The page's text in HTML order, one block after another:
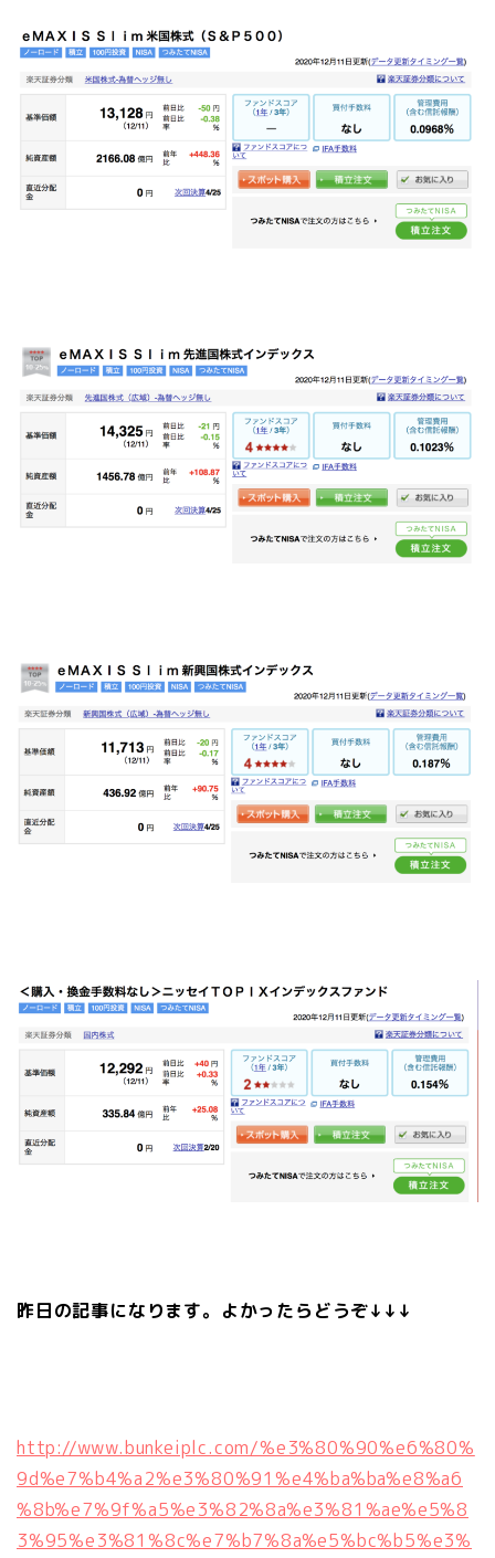
昨日の記事になります。よかったらどうぞ↓↓↓
http://www.bunkeiplc.com/%e3%80%90%e6%80%
9d%e7%b4%a2%e3%80%91%e4%ba%ba%e8%a6
%8b%e7%9f%a5%e3%82%8a%e3%81%ae%e5%8
3%95%e3%81%8c%e7%b7%8a%e5%bc%b5%e3%